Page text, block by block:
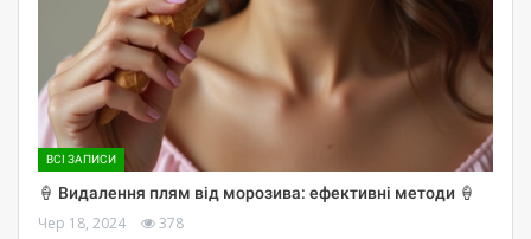
ВСІ ЗАПИСИ
🍦 Видалення плям від морозива: ефективні методи 🍦
Чер 18, 2024 378